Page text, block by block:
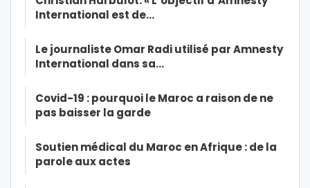
International est de…
Le journaliste Omar Radi utilisé par Amnesty
International dans sa…
Covid-19 : pourquoi le Maroc a raison de ne
pas baisser la garde
Soutien médical du Maroc en Afrique : de la
parole aux actes